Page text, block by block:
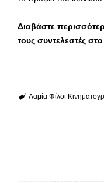
Διαβάστε
τους συντελεστές στο
Λαμία Φίλοι